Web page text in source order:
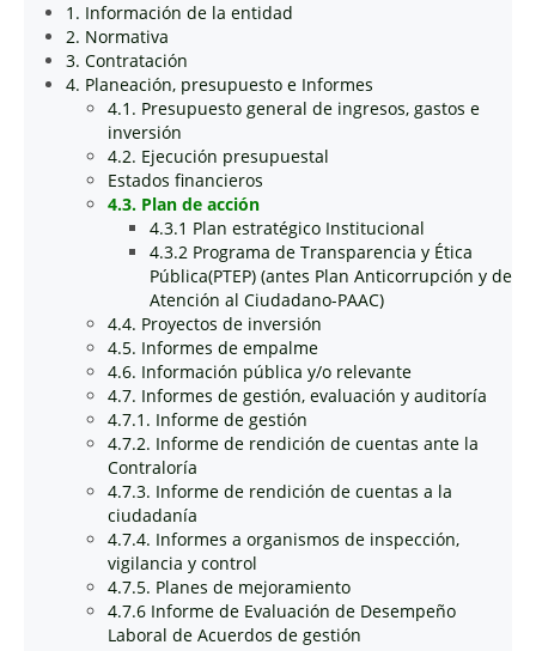
1. Información de la entidad
2. Normativa
3. Contratación
4. Planeación, presupuesto e Informes
4.1. Presupuesto general de ingresos, gastos e
inversión
4.2. Ejecución presupuestal
Estados financieros
4.3. Plan de acción
4.3.1 Plan estratégico Institucional
4.3.2 Programa de Transparencia y Ética
Pública(PTEP) (antes Plan Anticorrupción y de
Atención al Ciudadano-PAAC)
4.4. Proyectos de inversión
4.5. Informes de empalme
4.6. Información pública y/o relevante
4.7. Informes de gestión, evaluación y auditoría
4.7.1. Informe de gestión
4.7.2. Informe de rendición de cuentas ante la
Contraloría
4.7.3. Informe de rendición de cuentas a la
ciudadanía
4.7.4. Informes a organismos de inspección,
vigilancia y control
4.7.5. Planes de mejoramiento
4.7.6 Informe de Evaluación de Desempeño
Laboral de Acuerdos de gestión